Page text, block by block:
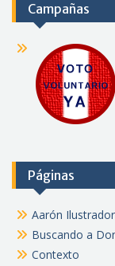
Campañas
Páginas
Aarón Ilustrador
Buscando a
Contexto